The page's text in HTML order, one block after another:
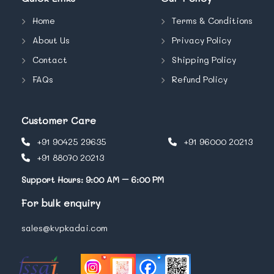
Home
About Us
Contact
FAQs
Terms & Conditions
Privacy Policy
Shipping Policy
Refund Policy
Customer Care
+91 90425 29635
+91 96000 20213
+91 88070 20213
Support Hours: 9:00 AM – 6:00 PM
For bulk enquiry
sales@kvpkadai.com